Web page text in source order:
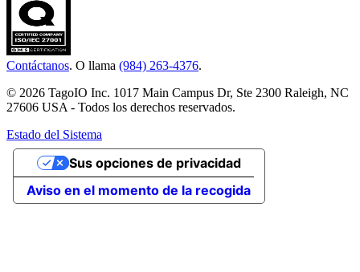
Contáctanos. O llama (984) 263-4376.
© 2026 TagoIO Inc. 1017 Main Campus Dr, Ste 2300 Raleigh, NC
27606 USA - Todos los derechos reservados.
Estado del Sistema
Aviso en el momento de la recogida
Sus opciones de privacidad